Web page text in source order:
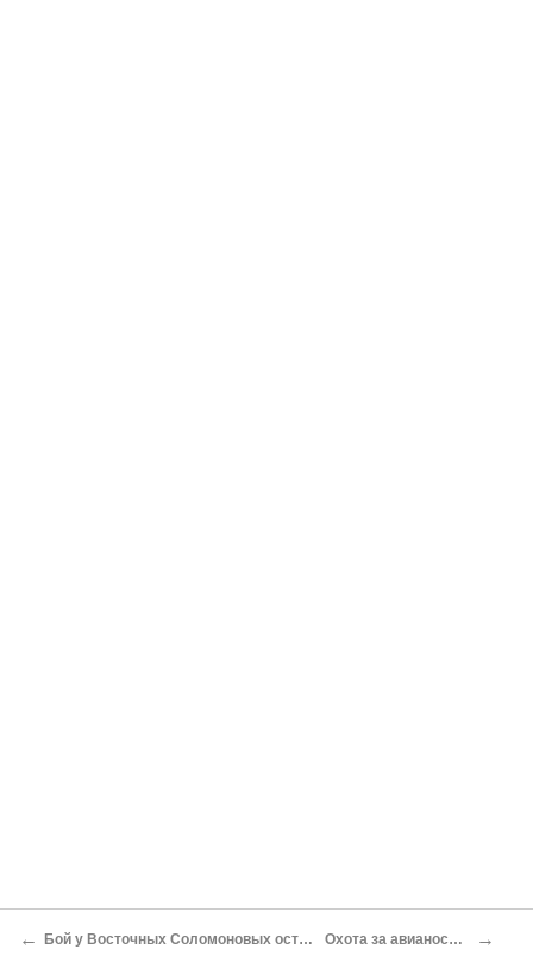
← Бой у Восточных Соломоновых островов Охота за авианосцами →